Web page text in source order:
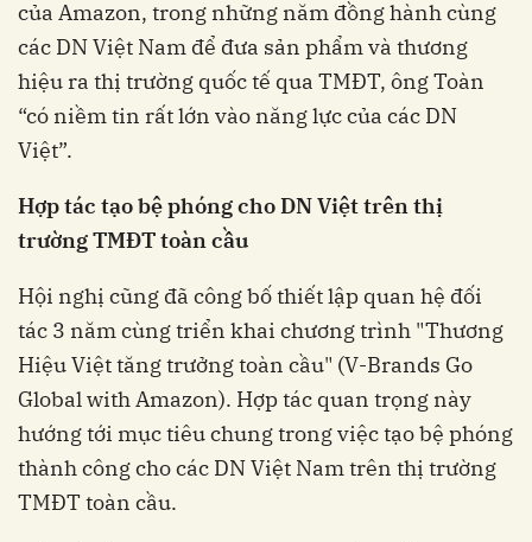
của Amazon, trong những năm đồng hành cùng
các DN Việt Nam để đưa sản phẩm và thương
hiệu ra thị trường quốc tế qua TMĐT, ông Toàn
“có niềm tin rất lớn vào năng lực của các DN
Việt”.
Hợp tác tạo bệ phóng cho DN Việt trên thị
trường TMĐT toàn cầu
Hội nghị cũng đã công bố thiết lập quan hệ đối
tác 3 năm cùng triển khai chương trình "Thương
Hiệu Việt tăng trưởng toàn cầu" (V-Brands Go
Global with Amazon). Hợp tác quan trọng này
hướng tới mục tiêu chung trong việc tạo bệ phóng
thành công cho các DN Việt Nam trên thị trường
TMĐT toàn cầu.